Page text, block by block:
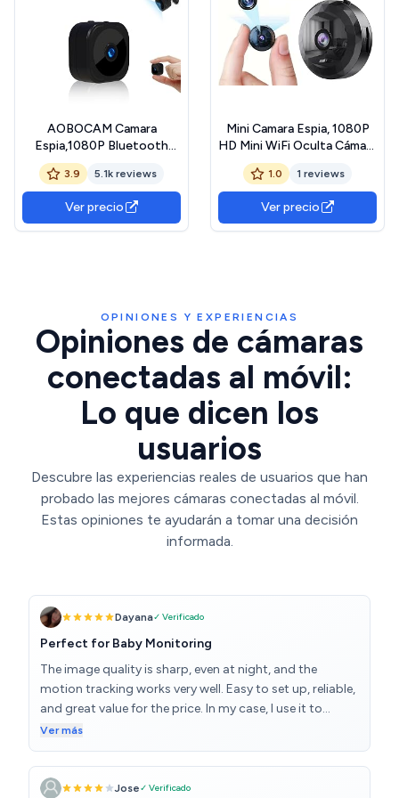
AOBOCAM Camara
Espia,1080P Bluetooth
Mini WiFi (2.4GHz) Cámara
para Ver En El Movil,
Interior/Exterior Mini
Cámaras De Vigilancia
inalambricas con Visión
3.9 5.1k reviews
Ver precio
Mini Camara Espia, 1080P
HD Mini WiFi Oculta Cámara
Espía para Ver En El Movil,
con Audio y Vídeo, con
Batería de Larga Duración,
para Exteriores/Interiores
1.0 1 reviews
Ver precio
OPINIONES Y EXPERIENCIAS
Opiniones de cámaras
conectadas al móvil:
Lo que dicen los
usuarios
Descubre las experiencias reales de usuarios que han
probado las mejores cámaras conectadas al móvil.
Estas opiniones te ayudarán a tomar una decisión
informada.
Dayana✓ Verificado
Perfect for Baby Monitoring
The image quality is sharp, even at night, and the
motion tracking works very well. Easy to set up, reliable,
and great value for the price. In my case, I use it to
monitor my baby, and it gives me great peace of mind.
Ver más
Jose✓ Verificado